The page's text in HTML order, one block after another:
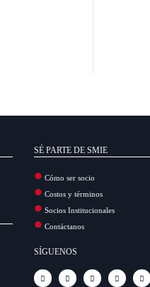
SÉ PARTE DE SMIE
Cómo ser socio
Costos y términos
Socios Institucionales
Contáctanos
SÍGUENOS